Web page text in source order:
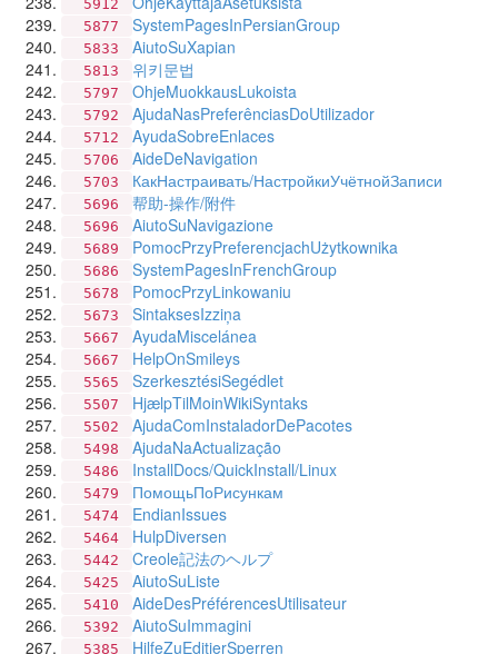
5912
5877 SystemPagesInPersianGroup
5833 AiutoSuXapian
5813 위키문법
5797 OhjeMuokkausLukoista
5792 AjudaNasPreferênciasDoUtilizador
5712 AyudaSobreEnlaces
5706 AideDeNavigation
5703 КакНастраивать/НастройкиУчётнойЗаписи
5696 帮助-操作/附件
5696 AiutoSuNavigazione
5689 PomocPrzyPreferencjachUżytkownika
5686 SystemPagesInFrenchGroup
5678 PomocPrzyLinkowaniu
5673 SintaksesIzziņa
5667 AyudaMiscelánea
5667 HelpOnSmileys
5565 SzerkesztésiSegédlet
5507 HjælpTilMoinWikiSyntaks
5502 AjudaComInstaladorDePacotes
5498 AjudaNaActualização
5486 InstallDocs/QuickInstall/Linux
5479 ПомощьПоРисункам
5474 EndianIssues
5464 HulpDiversen
5442 Creole記法のヘルプ
5425 AiutoSuListe
5410 AideDesPréférencesUtilisateur
5392 AiutoSuImmagini
5385 HilfeZuEditierSperren